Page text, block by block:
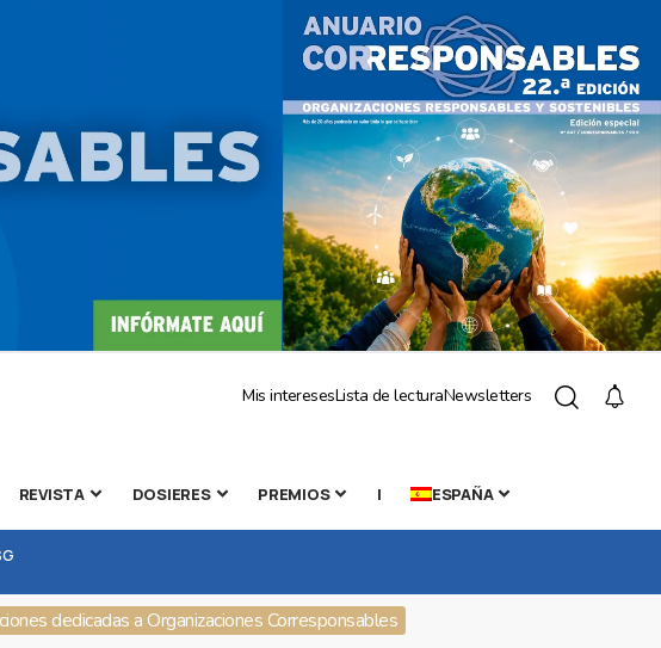
Mis interesesLista de lecturaNewsletters
REVISTA DOSIERES PREMIOS | ESPAÑA
dedicadas a Organizaciones Corresponsables